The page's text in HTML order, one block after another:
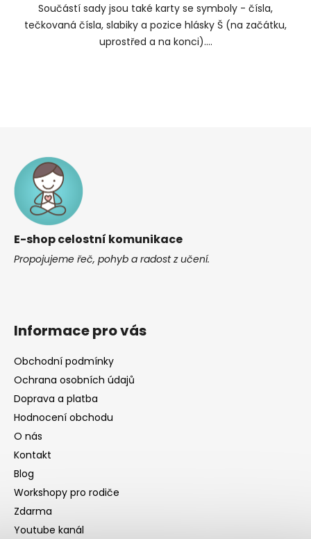
Součástí sady jsou také karty se symboly - čísla,
tečkovaná čísla, slabiky a pozice hlásky Š (na začátku,
uprostřed a na konci)....
E-shop celostní komunikace
Propojujeme řeč, pohyb a radost z učení.
Informace pro vás
Obchodní podmínky
Ochrana osobních údajů
Doprava a platba
Hodnocení obchodu
O nás
Kontakt
Blog
Workshopy pro rodiče
Zdarma
Youtube kanál